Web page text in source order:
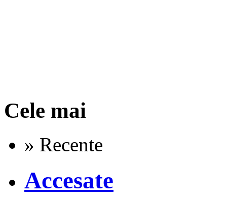
Cele mai
» Recente
Accesate